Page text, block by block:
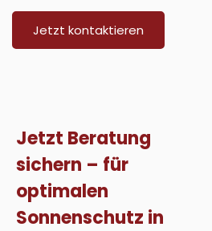
Jetzt kontaktieren
Jetzt Beratung
sichern – für
optimalen
Sonnenschutz in